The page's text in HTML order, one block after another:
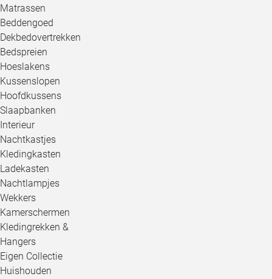
Matrassen
Beddengoed
Dekbedovertrekken
Bedspreien
Hoeslakens
Kussenslopen
Hoofdkussens
Slaapbanken
Interieur
Nachtkastjes
Kledingkasten
Ladekasten
Nachtlampjes
Wekkers
Kamerschermen
Kledingrekken &
Hangers
Eigen Collectie
Huishouden